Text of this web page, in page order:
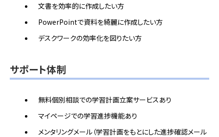
文書を効率的に作成したい方
PowerPointで資料を綺麗に作成したい方
デスクワークの効率化を図りたい方
サポート体制
無料個別相談での学習計画立案サービスあり
マイページでの学習進捗機能あり
メンタリングメール（学習計画をもとにした進捗確認メール